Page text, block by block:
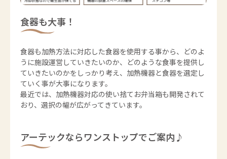
食器も大事！
食器も加熱方法に対応した食器を使用する事から、どのよ
うに施設運営していきたいのか、どのような食事を提供し
ていきたいのかをしっかり考え、加熱機器と食器を選定し
ていく事が大事になります。
最近では、加熱機器対応の使い捨てお弁当箱も開発されて
おり、選択の幅が広がってきています。
アーテックならワンストップでご案内♪